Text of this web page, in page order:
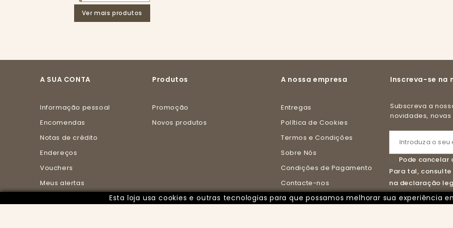
Ver mais produtos
A SUA CONTA
Informação pessoal
Encomendas
Notas de crédito
Endereços
Vouchers
Meus alertas
Inscreva-se na
Subscreva a nossa newsletter e receba todas as
novidades,
Pode cancelar
Para tal,
na declaração
Produtos
Promoção
Novos produtos
A nossa empresa
Entregas
Política de Cookies
Termos e Condições
Sobre Nós
Condições de Pagamento
Contacte-nos
Livro de Reclamações Online
Esta loja usa cookies e outras tecnologias para que possamos melhorar sua experiência